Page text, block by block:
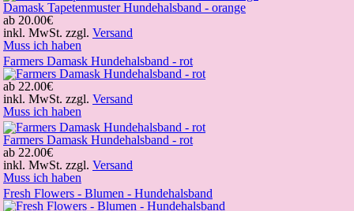
Damask Tapetenmuster Hundehalsband - orange
ab 20.00€
inkl. MwSt. zzgl. Versand
Muss ich haben
Farmers Damask Hundehalsband - rot
ab 22.00€
inkl. MwSt. zzgl. Versand
Muss ich haben
Farmers Damask Hundehalsband - rot
ab 22.00€
inkl. MwSt. zzgl. Versand
Muss ich haben
Fresh Flowers - Blumen - Hundehalsband